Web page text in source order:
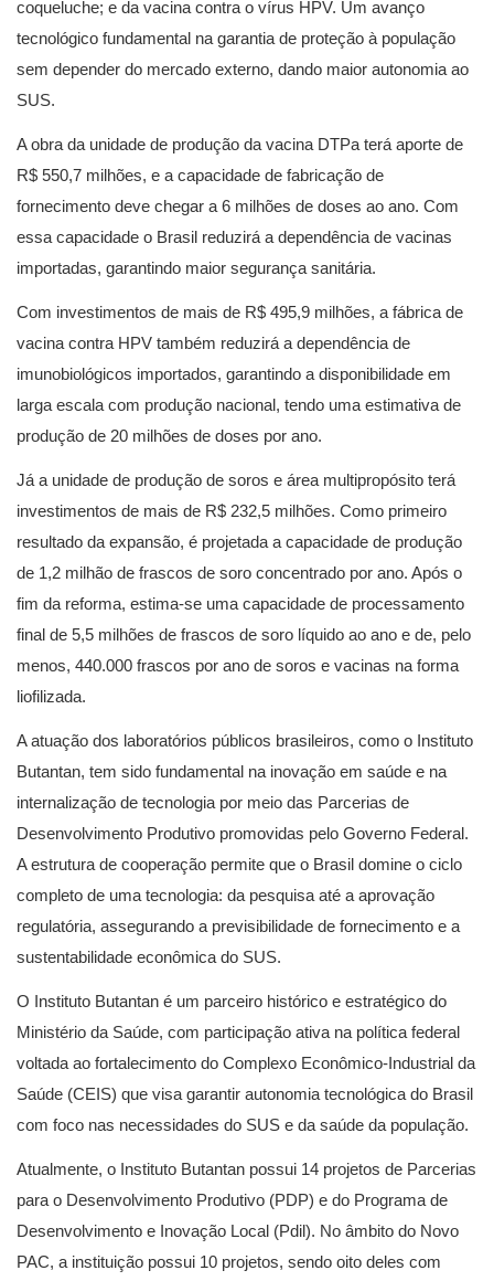
coqueluche; e da vacina contra o vírus HPV. Um avanço
tecnológico fundamental na garantia de proteção à população
sem depender do mercado externo, dando maior autonomia ao
SUS.
A obra da unidade de produção da vacina DTPa terá aporte de
R$ 550,7 milhões, e a capacidade de fabricação de
fornecimento deve chegar a 6 milhões de doses ao ano. Com
essa capacidade o Brasil reduzirá a dependência de vacinas
importadas, garantindo maior segurança sanitária.
Com investimentos de mais de R$ 495,9 milhões, a fábrica de
vacina contra HPV também reduzirá a dependência de
imunobiológicos importados, garantindo a disponibilidade em
larga escala com produção nacional, tendo uma estimativa de
produção de 20 milhões de doses por ano.
Já a unidade de produção de soros e área multipropósito terá
investimentos de mais de R$ 232,5 milhões. Como primeiro
resultado da expansão, é projetada a capacidade de produção
de 1,2 milhão de frascos de soro concentrado por ano. Após o
fim da reforma, estima-se uma capacidade de processamento
final de 5,5 milhões de frascos de soro líquido ao ano e de, pelo
menos, 440.000 frascos por ano de soros e vacinas na forma
liofilizada.
A atuação dos laboratórios públicos brasileiros, como o Instituto
Butantan, tem sido fundamental na inovação em saúde e na
internalização de tecnologia por meio das Parcerias de
Desenvolvimento Produtivo promovidas pelo Governo Federal.
A estrutura de cooperação permite que o Brasil domine o ciclo
completo de uma tecnologia: da pesquisa até a aprovação
regulatória, assegurando a previsibilidade de fornecimento e a
sustentabilidade econômica do SUS.
O Instituto Butantan é um parceiro histórico e estratégico do
Ministério da Saúde, com participação ativa na política federal
voltada ao fortalecimento do Complexo Econômico-Industrial da
Saúde (CEIS) que visa garantir autonomia tecnológica do Brasil
com foco nas necessidades do SUS e da saúde da população.
Atualmente, o Instituto Butantan possui 14 projetos de Parcerias
para o Desenvolvimento Produtivo (PDP) e do Programa de
Desenvolvimento e Inovação Local (Pdil). No âmbito do Novo
PAC, a instituição possui 10 projetos, sendo oito deles com